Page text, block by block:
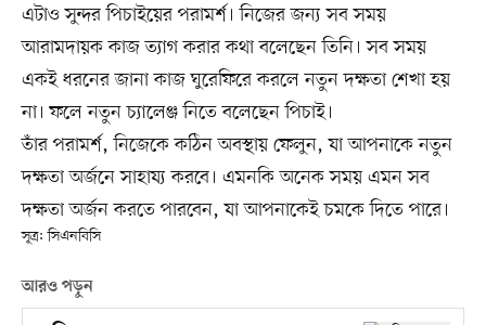
এটাও সুন্দর পিচাইয়ের পরামর্শ। নিজের জন্য সব সময়
আরামদায়ক কাজ ত্যাগ করার কথা বলেছেন তিনি। সব সময়
একই ধরনের জানা কাজ ঘুরেফিরে করলে নতুন দক্ষতা শেখা হয়
না। ফলে নতুন চ্যালেঞ্জ নিতে বলেছেন পিচাই।
তাঁর পরামর্শ, নিজেকে কঠিন অবস্থায় ফেলুন, যা আপনাকে নতুন
দক্ষতা অর্জনে সাহায্য করবে। এমনকি অনেক সময় এমন সব
দক্ষতা অর্জন করতে পারবেন, যা আপনাকেই চমকে দিতে পারে।
সূত্র: সিএনবিসি
আরও পড়ুন